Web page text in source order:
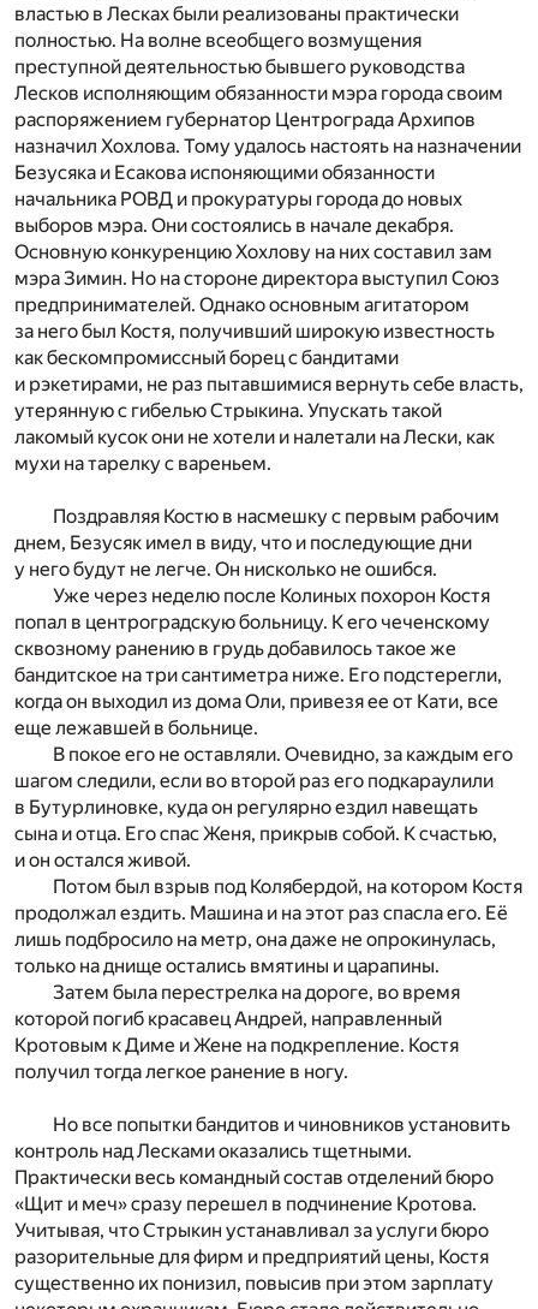
властью в Лесках были реализованы практически
полностью. На волне всеобщего возмущения
преступной деятельностью бывшего руководства
Лесков исполняющим обязанности мэра города своим
распоряжением губернатор Центрограда Архипов
назначил Хохлова. Тому удалось настоять на назначении
Безусяка и Есакова испоняющими обязанности
начальника РОВД и прокуратуры города до новых
выборов мэра. Они состоялись в начале декабря.
Основную конкуренцию Хохлову на них составил зам
мэра Зимин. Но на стороне директора выступил Союз
предпринимателей. Однако основным агитатором
за него был Костя, получивший широкую известность
как бескомпромиссный борец с бандитами
и рэкетирами, не раз пытавшимися вернуть себе власть,
утерянную с гибелью Стрыкина. Упускать такой
лакомый кусок они не хотели и налетали на Лески, как
мухи на тарелку с вареньем.
Поздравляя Костю в насмешку с первым рабочим
днем, Безусяк имел в виду, что и последующие дни
у него будут не легче. Он нисколько не ошибся.
Уже через неделю после Колиных похорон Костя
попал в центроградскую больницу. К его чеченскому
сквозному ранению в грудь добавилось такое же
бандитское на три сантиметра ниже. Его подстерегли,
когда он выходил из дома Оли, привезя ее от Кати, все
еще лежавшей в больнице.
В покое его не оставляли. Очевидно, за каждым его
шагом следили, если во второй раз его подкараулили
в Бутурлиновке, куда он регулярно ездил навещать
сына и отца. Его спас Женя, прикрыв собой. К счастью,
и он остался живой.
Потом был взрыв под Колябердой, на котором Костя
продолжал ездить. Машина и на этот раз спасла его. Её
лишь подбросило на метр, она даже не опрокинулась,
только на днище остались вмятины и царапины.
Затем была перестрелка на дороге, во время
которой погиб красавец Андрей, направленный
Кротовым к Диме и Жене на подкрепление. Костя
получил тогда легкое ранение в ногу.
Но все попытки бандитов и чиновников установить
контроль над Лесками оказались тщетными.
Практически весь командный состав отделений бюро
«Щит и меч» сразу перешел в подчинение Кротова.
Учитывая, что Стрыкин устанавливал за услуги бюро
разорительные для фирм и предприятий цены, Костя
существенно их понизил, повысив при этом зарплату